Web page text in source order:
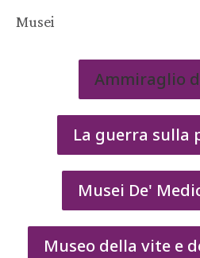
Musei
Ammiraglio
La guerra sulla
Musei De'
Museo della vite e